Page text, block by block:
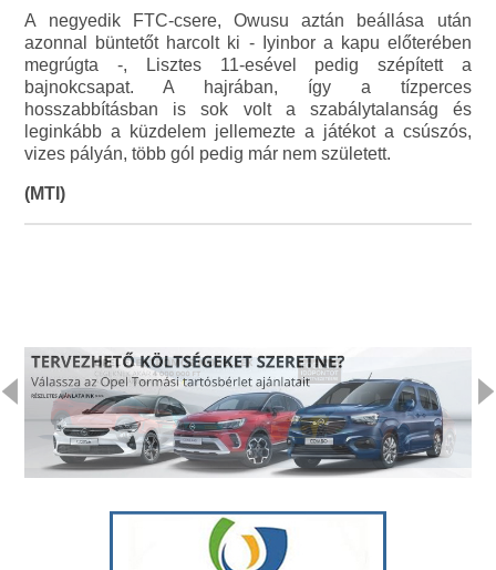
A negyedik FTC-csere, Owusu aztán beállása után
azonnal büntetőt harcolt ki - Iyinbor a kapu előterében
megrúgta -, Lisztes 11-esével pedig szépített a
bajnokcsapat. A hajrában, így a tízperces
hosszabbításban is sok volt a szabálytalanság és
leginkább a küzdelem jellemezte a játékot a csúszós,
vizes pályán, több gól pedig már nem született.
(MTI)